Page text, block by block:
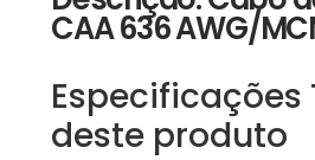
CAA 636 AWG/
Especificações
deste produto